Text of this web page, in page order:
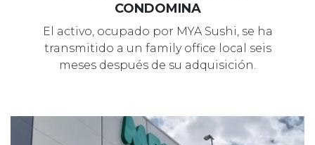
CONDOMINA
El activo, ocupado por MYA Sushi, se ha
transmitido a un family office local seis
meses después de su adquisición.